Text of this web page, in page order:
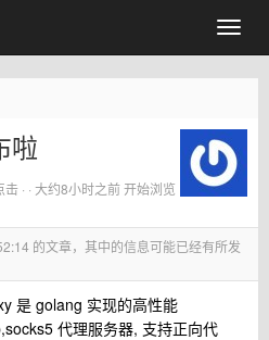
啦
· · 大约8小时之前开始浏览
的文章，其中的信息可能已经有所发
是 golang 实现的高性能
代理服务器, 支持正向代